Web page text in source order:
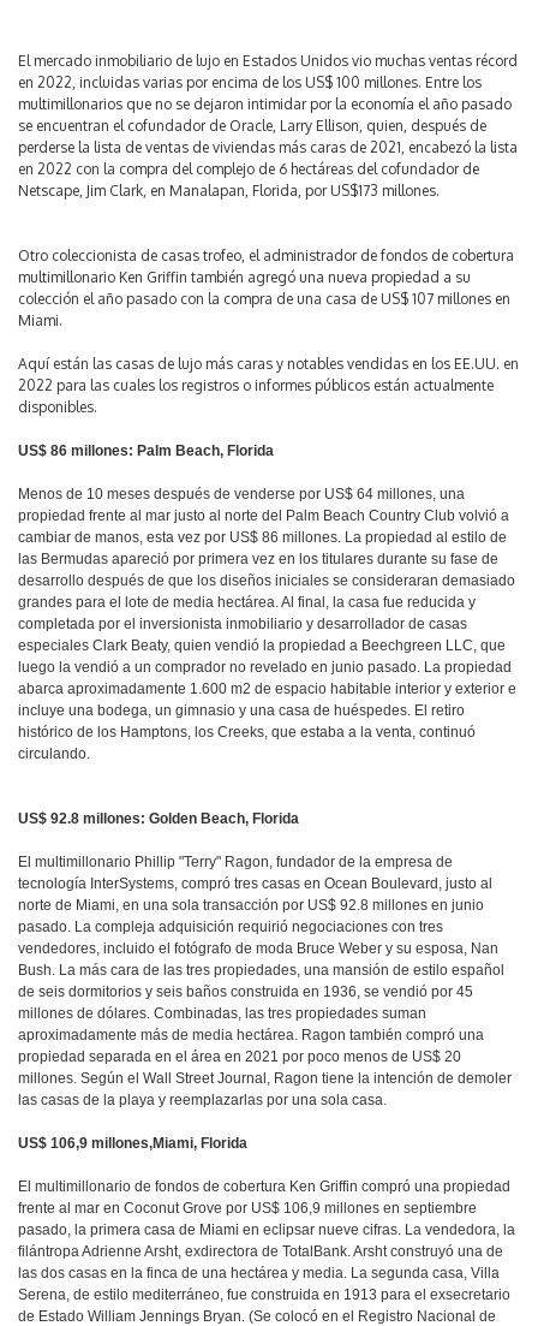
El mercado inmobiliario de lujo en Estados Unidos vio muchas ventas récord
en 2022, incluidas varias por encima de los US$ 100 millones. Entre los
multimillonarios que no se dejaron intimidar por la economía el año pasado
se encuentran el cofundador de Oracle, Larry Ellison, quien, después de
perderse la lista de ventas de viviendas más caras de 2021, encabezó la lista
en 2022 con la compra del complejo de 6 hectáreas del cofundador de
Netscape, Jim Clark, en Manalapan, Florida, por US$173 millones.
Otro coleccionista de casas trofeo, el administrador de fondos de cobertura
multimillonario Ken Griffin también agregó una nueva propiedad a su
colección el año pasado con la compra de una casa de US$ 107 millones en
Miami.
Aquí están las casas de lujo más caras y notables vendidas en los EE.UU. en
2022 para las cuales los registros o informes públicos están actualmente
disponibles.
US$ 86 millones: Palm Beach, Florida
Menos de 10 meses después de venderse por US$ 64 millones, una
propiedad frente al mar justo al norte del Palm Beach Country Club volvió a
cambiar de manos, esta vez por US$ 86 millones. La propiedad al estilo de
las Bermudas apareció por primera vez en los titulares durante su fase de
desarrollo después de que los diseños iniciales se consideraran demasiado
grandes para el lote de media hectárea. Al final, la casa fue reducida y
completada por el inversionista inmobiliario y desarrollador de casas
especiales Clark Beaty, quien vendió la propiedad a Beechgreen LLC, que
luego la vendió a un comprador no revelado en junio pasado. La propiedad
abarca aproximadamente 1.600 m2 de espacio habitable interior y exterior e
incluye una bodega, un gimnasio y una casa de huéspedes. El retiro
histórico de los Hamptons, los Creeks, que estaba a la venta, continuó
circulando.
US$ 92.8 millones: Golden Beach, Florida
El multimillonario Phillip "Terry" Ragon, fundador de la empresa de
tecnología InterSystems, compró tres casas en Ocean Boulevard, justo al
norte de Miami, en una sola transacción por US$ 92.8 millones en junio
pasado. La compleja adquisición requirió negociaciones con tres
vendedores, incluido el fotógrafo de moda Bruce Weber y su esposa, Nan
Bush. La más cara de las tres propiedades, una mansión de estilo español
de seis dormitorios y seis baños construida en 1936, se vendió por 45
millones de dólares. Combinadas, las tres propiedades suman
aproximadamente más de media hectárea. Ragon también compró una
propiedad separada en el área en 2021 por poco menos de US$ 20
millones. Según el Wall Street Journal, Ragon tiene la intención de demoler
las casas de la playa y reemplazarlas por una sola casa.
US$ 106,9 millones,Miami, Florida
El multimillonario de fondos de cobertura Ken Griffin compró una propiedad
frente al mar en Coconut Grove por US$ 106,9 millones en septiembre
pasado, la primera casa de Miami en eclipsar nueve cifras. La vendedora, la
filántropa Adrienne Arsht, exdirectora de TotalBank. Arsht construyó una de
las dos casas en la finca de una hectárea y media. La segunda casa, Villa
Serena, de estilo mediterráneo, fue construida en 1913 para el exsecretario
de Estado William Jennings Bryan. (Se colocó en el Registro Nacional de